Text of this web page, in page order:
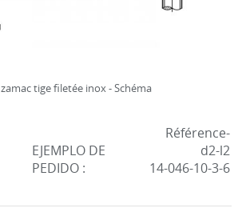
tige filetée inox - Schéma
EJEMPLO DE
PEDIDO :
Référence-
d2-l2
14-046-10-3-6